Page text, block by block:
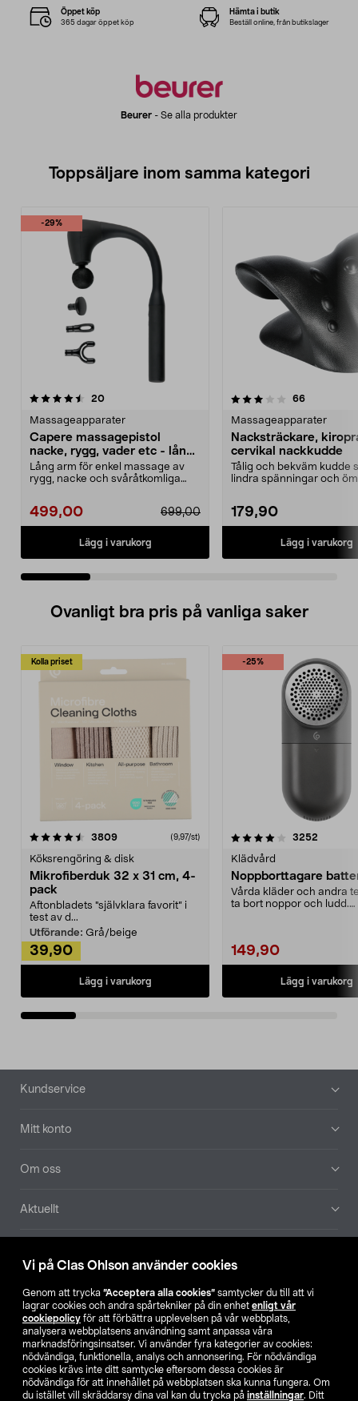
Vi på Clas Ohlson använder cookies
Genom att trycka ”Acceptera alla cookies” samtycker du till att vi
lagrar cookies och andra spårtekniker på din enhet enligt vår
cookiepolicy för att förbättra upplevelsen på vår webbplats,
analysera webbplatsens användning samt anpassa våra
marknadsföringsinsatser. Vi använder fyra kategorier av cookies:
nödvändiga, funktionella, analys och annonsering. För nödvändiga
cookies krävs inte ditt samtycke eftersom dessa cookies är
nödvändiga för att innehållet på webbplatsen ska kunna fungera. Om
du istället vill skräddarsy dina val kan du trycka på inställningar. Ditt
Beurer - Se alla produkter
Öppet köp
365 dagar öppet köp
Hämta i butik
Beställ online, från butikslager
Toppsäljare inom samma kategori
-29%
20recensioner
Massageapparater
Capere massagepistol
nacke, rygg, vader etc - lång
arm
Lång arm för enkel massage av
rygg, nacke och svåråtkomliga
499,00 699,00
Lägg i varukorg
3.5 av 5 stjärnor 66recensioner
Massageapparater
Nacksträckare,
cervikal nackkudde
Tålig och bekväm kudde
lindra spänningar och
179,90
Lägg i varukorg
4.5 av 5 stjärnor
Ovanligt bra pris på vanliga saker
Kolla priset
3809recensioner (9,97/st)
Köksrengöring & disk
Mikrofiberduk 32 x 31 cm, 4-
pack
Aftonbladets "självklara favorit” i
test av d...
Utförande: Grå/beige
39,90
Lägg i varukorg
-25%
4.0av 5 stjärnor 3252
Klädvård
Noppborttagare
Vårda kläder och andra
ta bort noppor och ludd.
149,90
Lägg i varukorg
4.5av 5 stjärnor
Sidfot
Kundservice
Mitt konto
Om oss
Aktuellt
Hitta butik
SE NO FI